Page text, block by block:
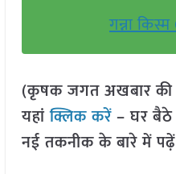
गन्ना
(कृषक जगत अखबार
यहांक्लिक करें– घर बैठे
नई तकनीक के बारे में